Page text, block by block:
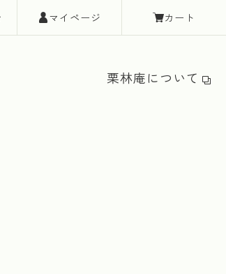
マイページ カート
栗林庵について